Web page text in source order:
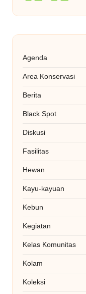
Agenda
Area Konservasi
Berita
Black Spot
Diskusi
Fasilitas
Hewan
Kayu-kayuan
Kebun
Kegiatan
Kelas Komunitas
Kolam
Koleksi